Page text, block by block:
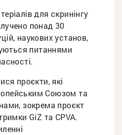
для скринінгу
понад 30
наукових установ,
питаннями
проєкти, які
Союзом та
зокрема проєкт
GiZ та CPVA.